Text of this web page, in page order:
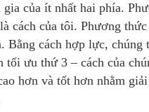
gia của ít nhất hai phía.
cách của tôi. Phương
Bằng cách hợp lực, chúng
tối ưu thứ 3 – cách của
hơn và tốt hơn nhằm